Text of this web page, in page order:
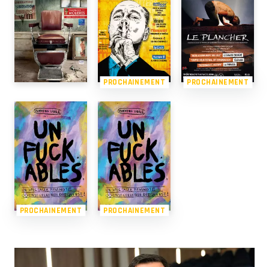
PROCHAINEMENT PROCHAINEMENT
PROCHAINEMENT PROCHAINEMENT